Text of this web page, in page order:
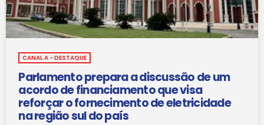
CANAL A - DESTAQUE
Parlamento prepara a discussão de um
acordo de financiamento que visa
reforçar o fornecimento de eletricidade
na região sul do país